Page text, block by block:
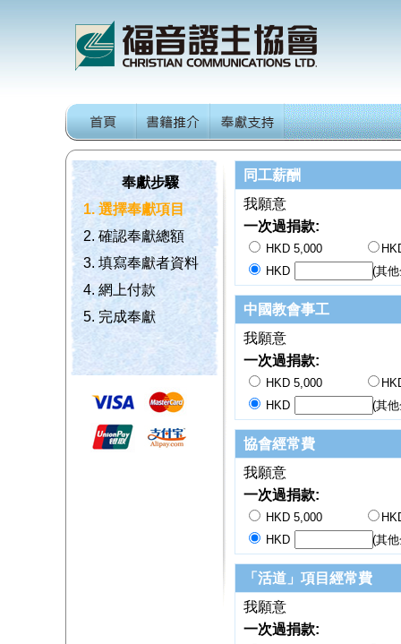
奉獻步驟
1. 選擇奉獻項目
2. 確認奉獻總額
3. 填寫奉獻者資料
4. 網上付款
5. 完成奉獻
同工薪酬
我願意
一次過捐款:
HKD 5,000
HKD
(其
中國教會事工
我願意
一次過捐款:
HKD 5,000
HKD
(其
協會經常費
我願意
一次過捐款:
HKD 5,000
HKD
(其
「活道」項目經常費
我願意
一次過捐款: